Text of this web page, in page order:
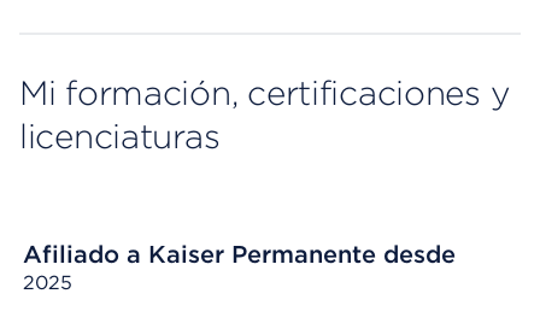
Mi formación, certificaciones y
licenciaturas
Afiliado a Kaiser Permanente desde
2025